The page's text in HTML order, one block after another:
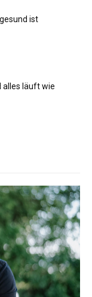
ist
alles läuft wie